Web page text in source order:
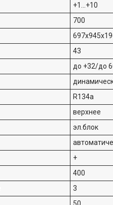
+1…+10
700
43
до +32/до
R134a
верхнее
эл.блок
+
400
3
50